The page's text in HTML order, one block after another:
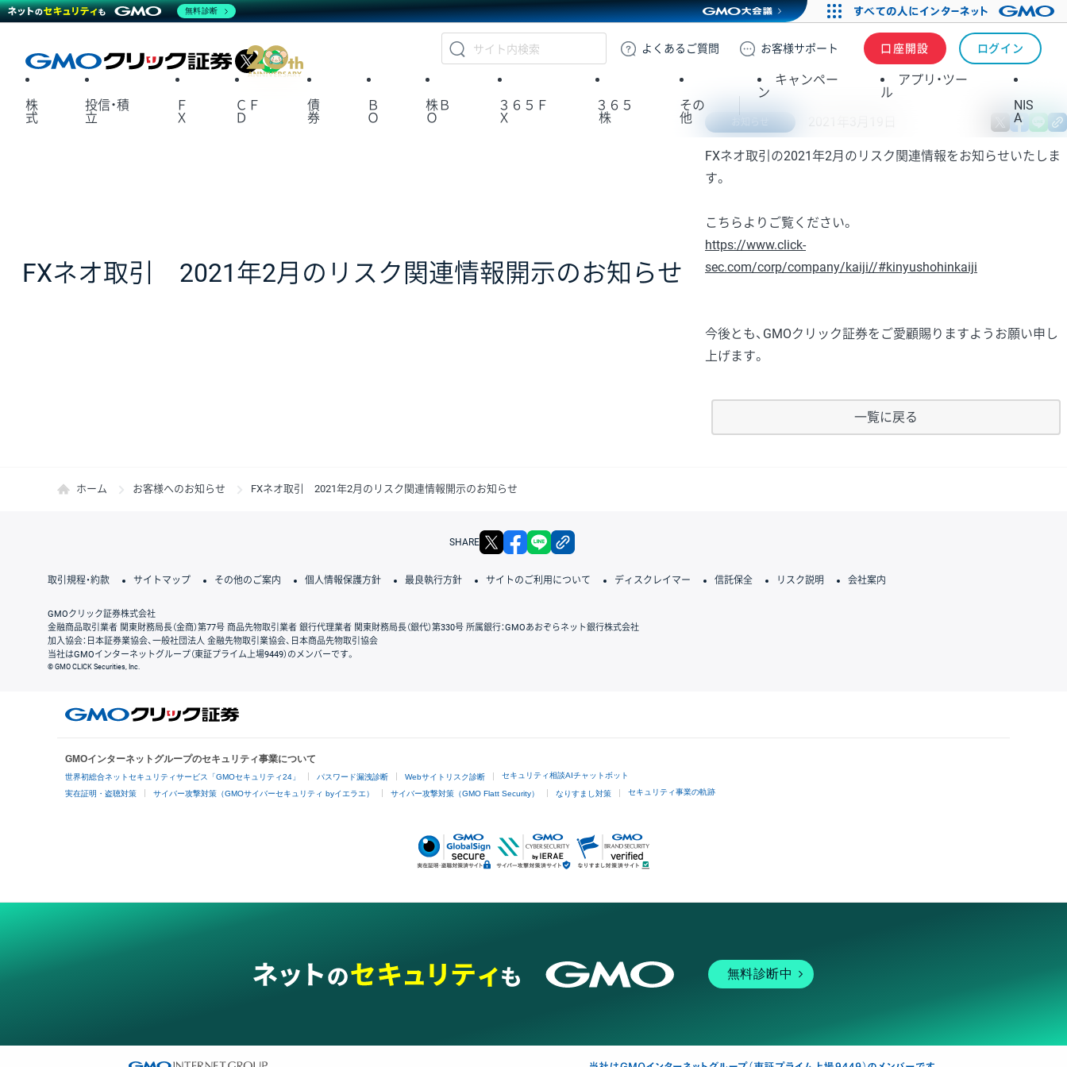
GMOクリック証券
よくある ご質問 お客様サポート 口座開設 ログイン
X
株
式
投信・積
立
Ｆ
Ｘ
ＣＦ
Ｄ
債
券
Ｂ
Ｏ
株Ｂ
Ｏ
３６５Ｆ
Ｘ
３６５
株
その
他
キャンペー
ン
アプリ・ツー
ル
NIS
A
FXネオ取引 2021年2月のリスク関連情報開示のお知らせ
X
FXネオ取引の2021年2月のリスク関連情報をお知らせいたしま
す。
こちらよりご覧ください。
https://www.click-
sec.com/corp/company/kaiji//#kinyushohinkaiji
今後とも、GMOクリック証券をご愛顧賜りますようお願い申し
上げます。
一覧に戻る
ホーム お客様へのお知らせ FXネオ取引 2021年2月のリスク関連情報開示のお知らせ
SHARE X facebook
取引規程・約款 サイトマップ その他のご案内 個人情報保護方針 最良執行方針 サイトのご利用について ディスクレイマー 信託保全 リスク説明 会社案内
GMOクリック証券株式会社
金融商品取引業者 関東財務局長（金商）第77号 商品先物取引業者 銀行代理業者 関東財務局長（銀代）第330号 所属銀行：GMOあおぞらネット銀行株式会社
加入協会：日本証券業協会、一般社団法人 金融先物取引業協会、日本商品先物取引協会
当社はGMOインターネットグループ（東証プライム上場9449）のメンバーです。
© GMO CLICK Securities, Inc.
GMOインターネットグループのセキュリティ事業について
世界初総合ネットセキュリティサービス「GMOセキュリティ24」 パスワード漏洩診断 Webサイトリスク診断 セキュリティ相談AIチャットボット
実在証明・盗聴対策 サイバー攻撃対策（GMOサイバーセキュリティ byイエラエ） サイバー攻撃対策（GMO Flatt Security） なりすまし対策 セキュリティ事業の軌跡
無料診断中
無料診断